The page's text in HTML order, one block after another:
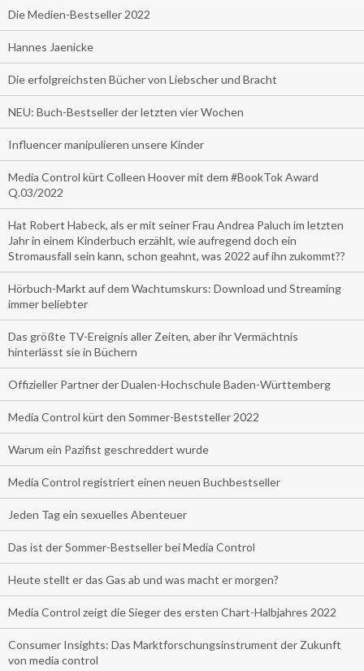
Die Medien-Bestseller 2022
Hannes Jaenicke
Die erfolgreichsten Bücher von Liebscher und Bracht
NEU: Buch-Bestseller der letzten vier Wochen
Influencer manipulieren unsere Kinder
Media Control kürt Colleen Hoover mit dem #BookTok Award
Q.03/2022
Hat Robert Habeck, als er mit seiner Frau Andrea Paluch im letzten
Jahr in einem Kinderbuch erzählt, wie aufregend doch ein
Stromausfall sein kann, schon geahnt, was 2022 auf ihn zukommt??
Hörbuch-Markt auf dem Wachtumskurs: Download und Streaming
immer beliebter
Das größte TV-Ereignis aller Zeiten, aber ihr Vermächtnis
hinterlässt sie in Büchern
Offizieller Partner der Dualen-Hochschule Baden-Württemberg
Media Control kürt den Sommer-Beststeller 2022
Warum ein Pazifist geschreddert wurde
Media Control registriert einen neuen Buchbestseller
Jeden Tag ein sexuelles Abenteuer
Das ist der Sommer-Bestseller bei Media Control
Heute stellt er das Gas ab und was macht er morgen?
Media Control zeigt die Sieger des ersten Chart-Halbjahres 2022
Consumer Insights: Das Marktforschungsinstrument der Zukunft
von media control